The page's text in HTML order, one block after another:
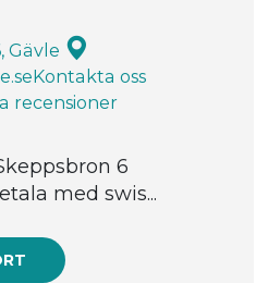
Gävle
Kontakta oss
recensioner
6
med swis...